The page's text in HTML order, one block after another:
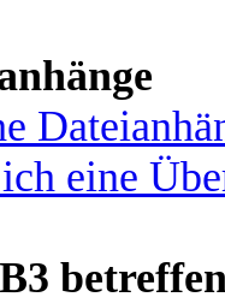
eine